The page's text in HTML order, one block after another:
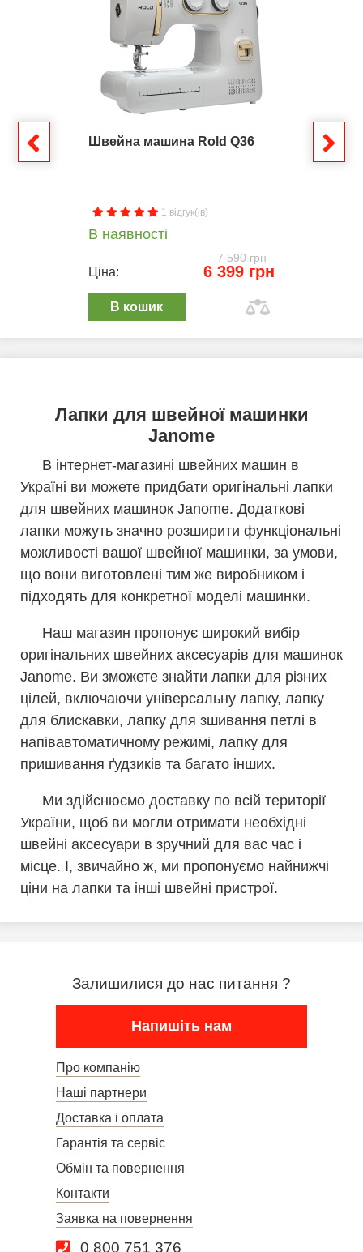
Швейна машина Rold Q36
1 відгук(ів)
В наявності
7 590 грн
Ціна: 6 399 грн
В кошик
Лапки для швейної машинки
Janome
В інтернет-магазині швейних машин в
Україні ви можете придбати оригінальні лапки
для швейних машинок Janome. Додаткові
лапки можуть значно розширити функціональні
можливості вашої швейної машинки, за умови,
що вони виготовлені тим же виробником і
підходять для конкретної моделі машинки.
Наш магазин пропонує широкий вибір
оригінальних швейних аксесуарів для машинок
Janome. Ви зможете знайти лапки для різних
цілей, включаючи універсальну лапку, лапку
для блискавки, лапку для зшивання петлі в
напівавтоматичному режимі, лапку для
пришивання ґудзиків та багато інших.
Ми здійснюємо доставку по всій території
України, щоб ви могли отримати необхідні
швейні аксесуари в зручний для вас час і
місце. І, звичайно ж, ми пропонуємо найнижчі
ціни на лапки та інші швейні пристрої.
Залишилися до нас питання ?
Напишіть нам
Про компанію
Наші партнери
Доставка і оплата
Гарантія та сервіс
Обмін та повернення
Контакти
Заявка на повернення
0 800 751 376